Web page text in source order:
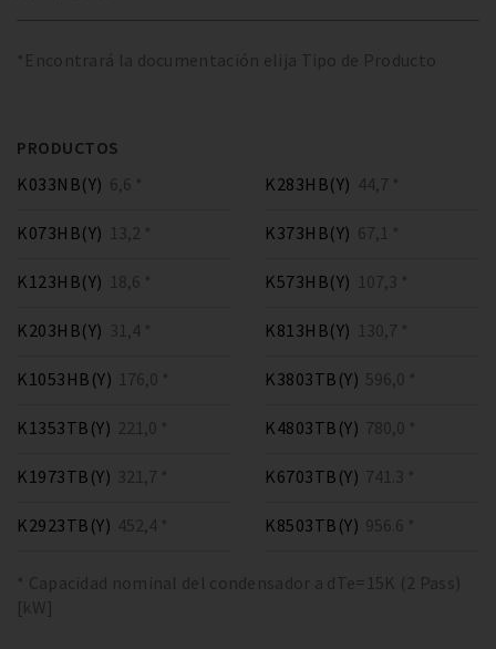
*Encontrará la documentación elija Tipo de Producto
PRODUCTOS
K033NB(Y) 6,6 *
K073HB(Y) 13,2 *
K123HB(Y) 18,6 *
K203HB(Y) 31,4 *
K283HB(Y) 44,7 *
K373HB(Y) 67,1 *
K573HB(Y) 107,3 *
K813HB(Y) 130,7 *
K1053HB(Y) 176,0 *
K1353TB(Y) 221,0 *
K1973TB(Y) 321,7 *
K2923TB(Y) 452,4 *
K3803TB(Y) 596,0 *
K4803TB(Y) 780,0 *
K6703TB(Y) 741.3 *
K8503TB(Y) 956.6 *
* Capacidad nominal del condensador a dTe=15K (2 Pass)
[kW]